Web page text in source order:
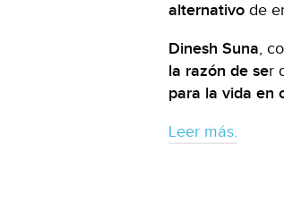
alternativo de
Dinesh Suna,
la razón de ser
para la vida en
Leer más.